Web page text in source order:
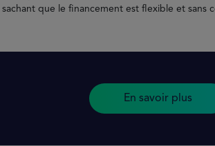
que le financement est flexible et sans
En savoir plus